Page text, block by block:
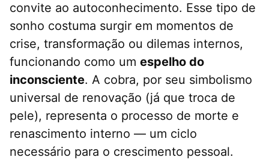
convite ao autoconhecimento. Esse tipo de
sonho costuma surgir em momentos de
crise, transformação ou dilemas internos,
funcionando como um espelho do
inconsciente. A cobra, por seu simbolismo
universal de renovação (já que troca de
pele), representa o processo de morte e
renascimento interno — um ciclo
necessário para o crescimento pessoal.